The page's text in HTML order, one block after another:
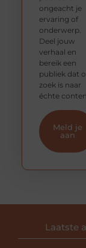
ongeacht je
ervaring of
onderwerp.
Deel jouw
verhaal en
bereik een
publiek dat
zoek is naar
échte
Meld je
aan
Laatste